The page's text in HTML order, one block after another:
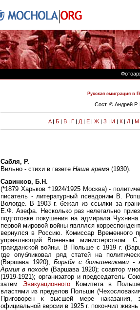
Русская эмиграция в
Сост. © Андрей
A| Б| В| Г| Д| Е| Ж| З | И | К| Л| М
Сабля, Р.
Вильно - стихи в газете Наше время (1930).
Савинков, Б.Н.
(*1879 Харьков †1924/1925 Москва) -
писатель - литературный псевдоним В.
Вологде. В 1903 г. бежал из ссылки за
Е.Ф. Азефа. Несколько раз нелегально
подготовке покушения на адмирала
первой мировой войны являлся
вернулся в Россию. Комиссар Временного
управляющий Военным министерством. С
гражданской войны. B Польше с 1919 г.
где опубликовал ряд статей на
(Варшава 1920),Борьба с большевиками -
Армия в походе (Варшава 1920); соавтор
(1919-1921); организатор и председатель
затем ЭвакуационногоКомитета в Польше
властями из пределов Польши
Приговорен к высшей мере наказания,
официальной версии в 1925 г. покончил